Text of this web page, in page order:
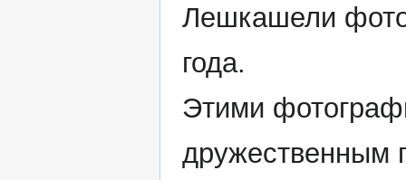
Лешкашели
года.
Этими
дружественным